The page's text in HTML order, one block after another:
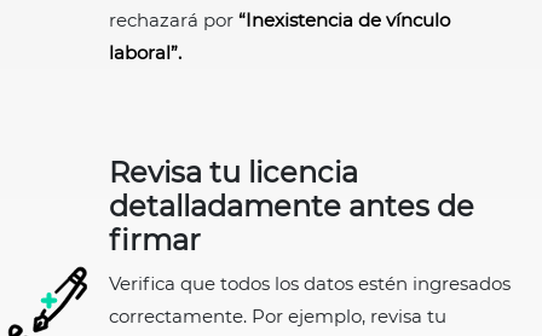
rechazará por “Inexistencia de vínculo
laboral”.
Revisa tu licencia
detalladamente antes de
firmar
Verifica que todos los datos estén ingresados
correctamente. Por ejemplo, revisa tu